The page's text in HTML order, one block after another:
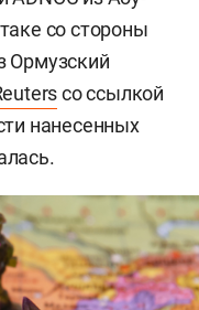
со стороны
Ормузский
со ссылкой
нанесенных